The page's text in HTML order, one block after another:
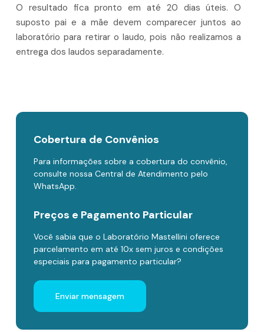
O resultado fica pronto em até 20 dias úteis. O
suposto pai e a mãe devem comparecer juntos ao
laboratório para retirar o laudo, pois não realizamos a
entrega dos laudos separadamente.
Cobertura de Convênios
Para informações sobre a cobertura do convênio,
consulte nossa Central de Atendimento pelo
WhatsApp.
Preços e Pagamento Particular
Você sabia que o Laboratório Mastellini oferece
parcelamento em até 10x sem juros e condições
especiais para pagamento particular?
Enviar mensagem